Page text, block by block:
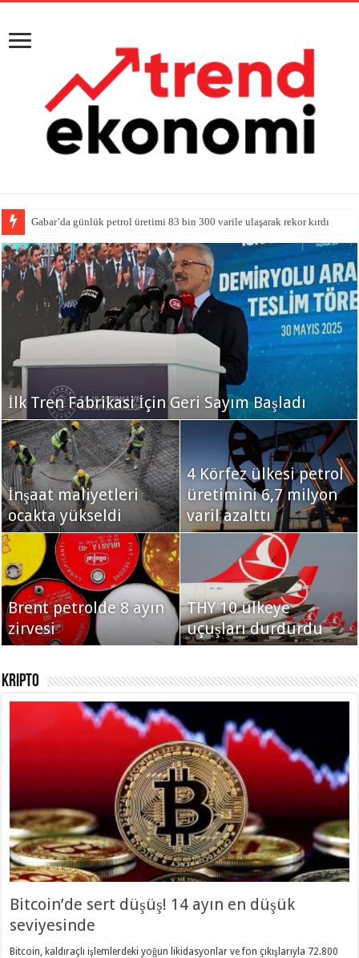
Gabar’da günlük petrol üretimi 83 bin 300 varile ulaşarak rekor kırdı
Akkuyu NGS 1. güç ünitesindeki türbin tesisi bir sonraki devreye alma
İlk Tren Fabrikasi İçin Geri Sayım Başladı
İnşaat maliyetleri
ocakta yükseldi
4 Körfez ülkesi petrol
üretimini 6,7 milyon
varil azalttı
Brent petrolde 8 ayın
zirvesi
THY 10 ülkeye
uçuşları durdurdu
Trump: İran’a Yönelik Büyük Operasyon
Başlattık
Deprem Bölgesinde
Kiralar 5 Bin Liraya
Düştü
Avro Bölgesi’nde yıllık
enflasyon ocakta
yüzde 1,7 oldu
Bitcoin’de sert düşüş!
14 ayın en düşük
seviyesinde
35 İlde Kuralar
Çekildi
Kripto
Bitcoin’de sert düşüş! 14 ayın en düşük
seviyesinde
Bitcoin, kaldıraçlı işlemlerdeki yoğun likidasyonlar ve fon çıkışlarıyla 72.800